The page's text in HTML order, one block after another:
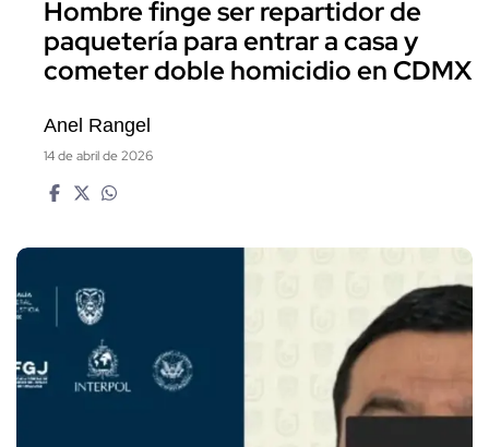
Hombre finge ser repartidor de
paquetería para entrar a casa y
cometer doble homicidio en CDMX
Anel Rangel
14 de abril de 2026